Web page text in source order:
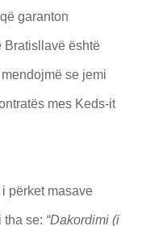
garanton
Bratisllavë është
se jemi
mes Keds-it
i përket masave
tha se: “Dakordimi (i